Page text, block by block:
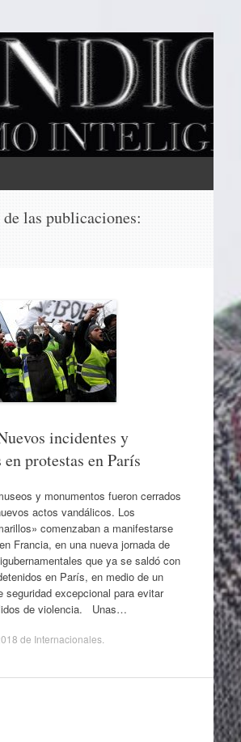
las publicaciones:
incidentes y
protestas en París
y monumentos fueron cerrados
actos vandálicos. Los
comenzaban a manifestarse
Francia, en una nueva jornada de
que ya se saldó con
en París, en medio de un
seguridad excepcional para evitar
de violencia. Unas…
de Internacionales.